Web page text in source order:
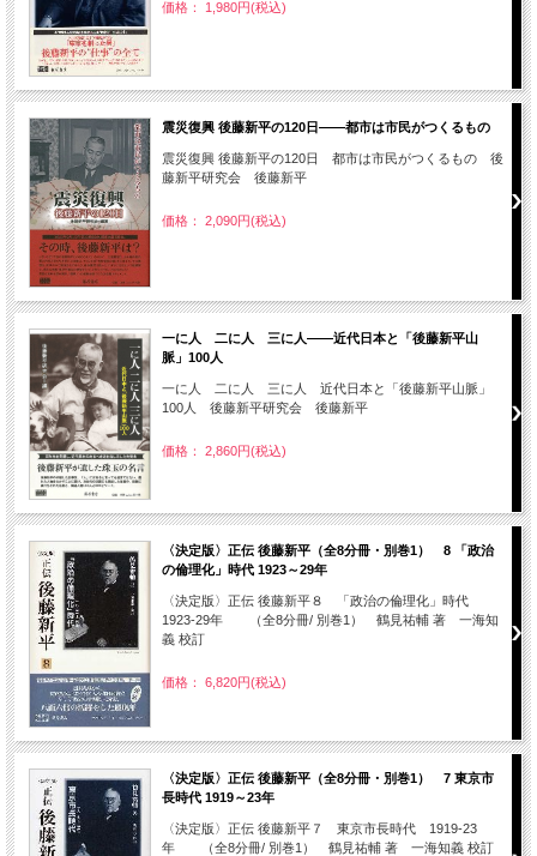
価格： 1,980円(税込)
震災復興 後藤新平の120日――都市は市民がつくるもの
震災復興 後藤新平の120日 都市は市民がつくるもの 後
藤新平研究会 後藤新平
価格： 2,090円(税込)
一に人 二に人 三に人――近代日本と「後藤新平山
脈」100人
一に人 二に人 三に人 近代日本と「後藤新平山脈」
100人 後藤新平研究会 後藤新平
価格： 2,860円(税込)
〈決定版〉正伝 後藤新平（全8分冊・別巻1） 8 「政治
の倫理化」時代 1923～29年
〈決定版〉正伝 後藤新平８ 「政治の倫理化」時代
1923-29年 （全8分冊/ 別巻1） 鶴見祐輔 著 一海知
義 校訂
価格： 6,820円(税込)
〈決定版〉正伝 後藤新平（全8分冊・別巻1） 7 東京市
長時代 1919～23年
〈決定版〉正伝 後藤新平７ 東京市長時代 1919-23
年 （全8分冊/ 別巻1） 鶴見祐輔 著 一海知義 校訂